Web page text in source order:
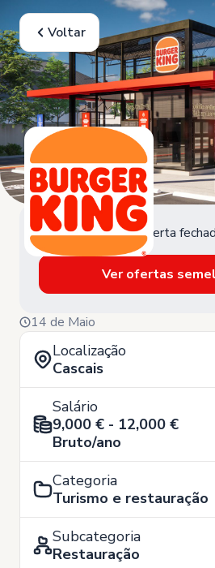
Voltar
Oferta
Ver ofertas
14 de Maio
Localização
Cascais
Salário
9,000 € - 12,000 €
Bruto/ano
Categoria
Turismo e restauração
Subcategoria
Restauração